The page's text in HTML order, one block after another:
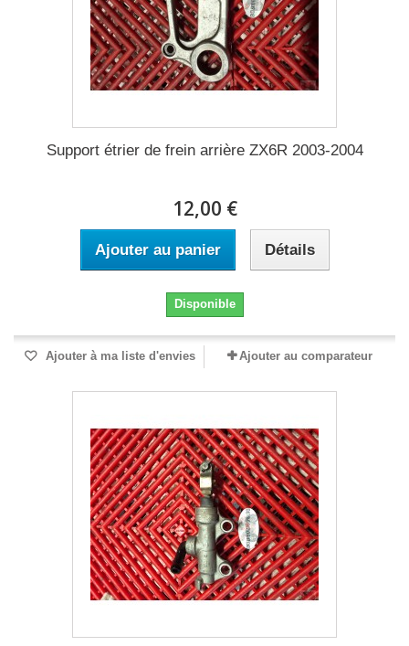
Support étrier de frein arrière ZX6R 2003-2004
12,00 €
Ajouter au panier Détails
Disponible
Ajouter à ma liste d'envies Ajouter au comparateur